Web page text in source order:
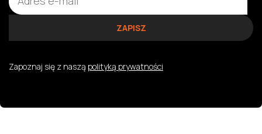
Zapoznaj się z naszą polityką prywatności